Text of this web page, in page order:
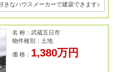
なハウスメーカーで建築できます♪
名 称：武蔵五日市
物件種別：土地
価 格： 1,380万円